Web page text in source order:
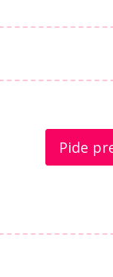
Pide